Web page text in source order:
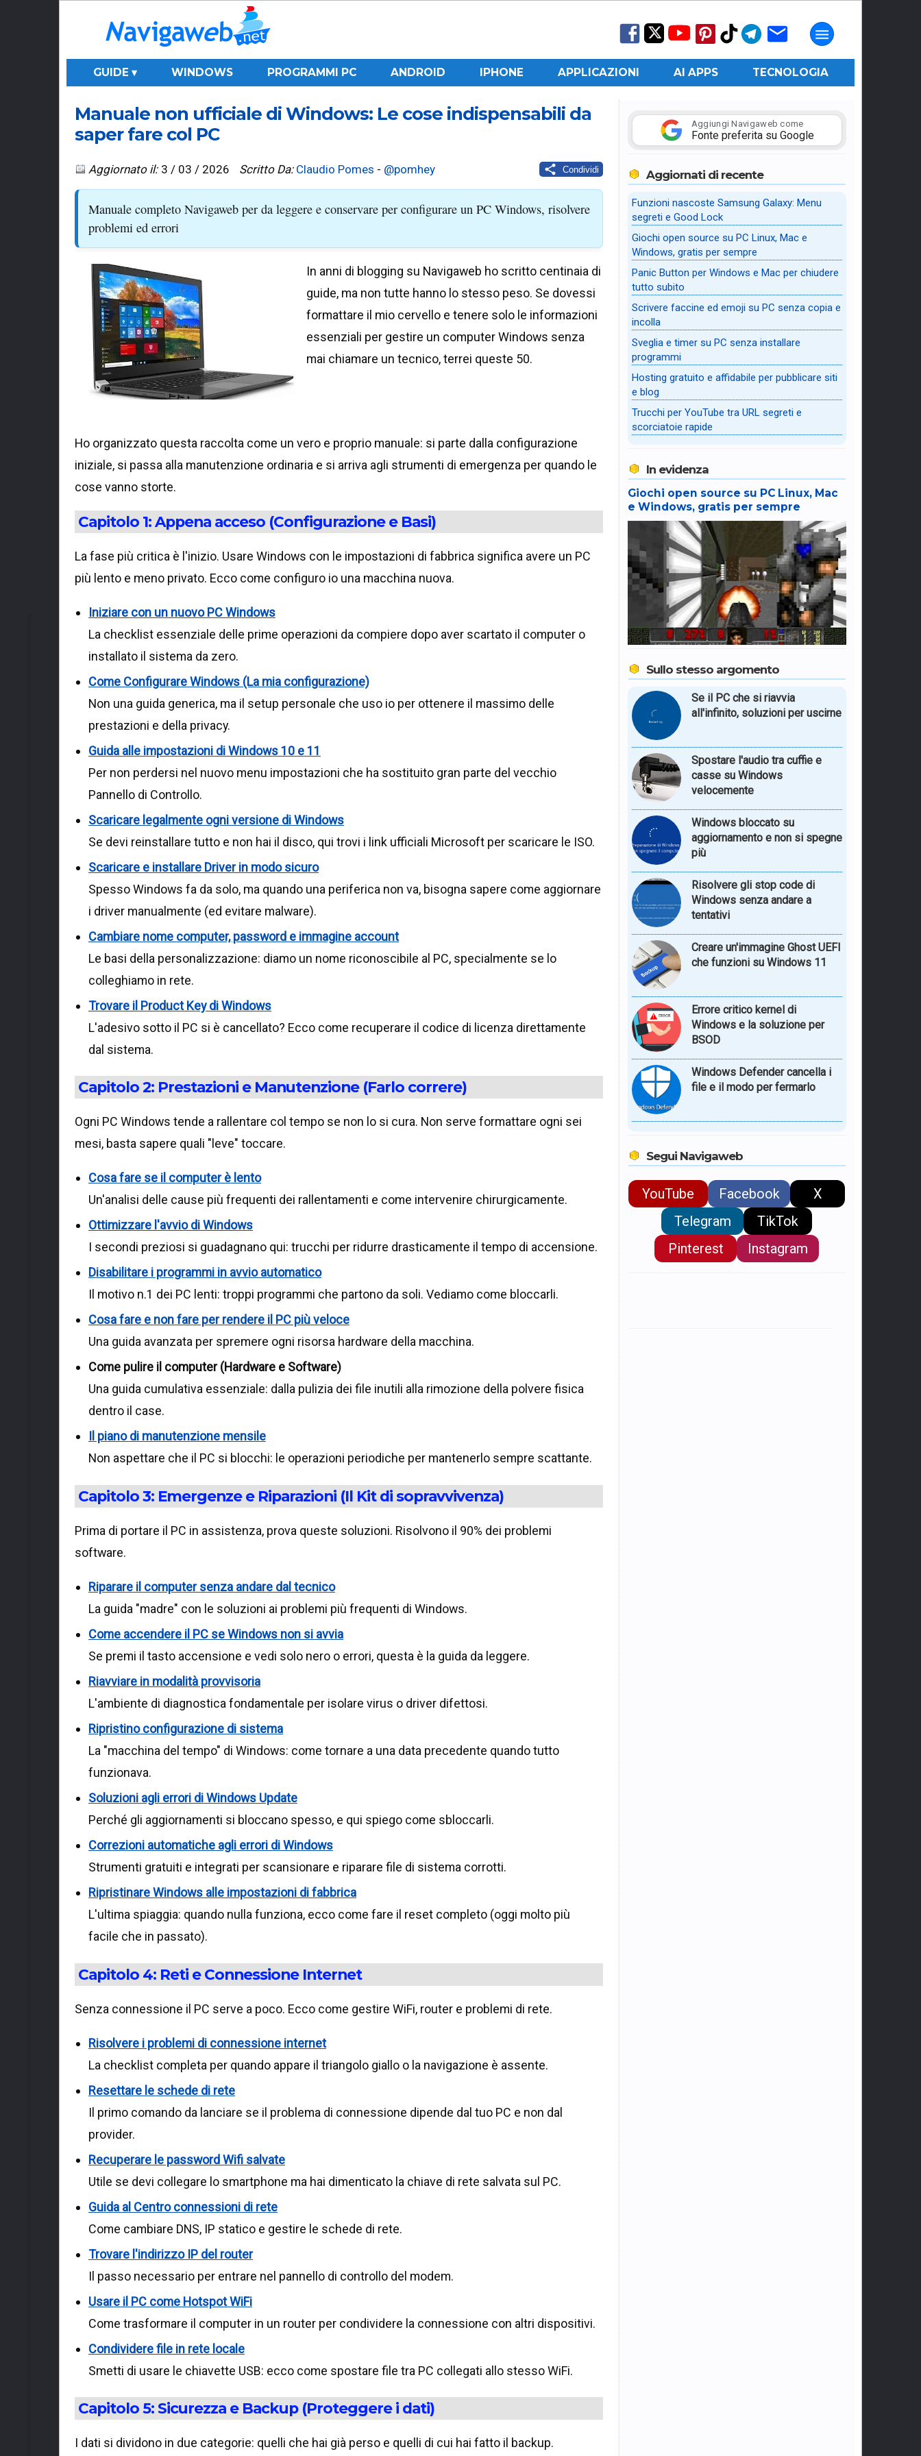
GUIDE ▾ WINDOWS PROGRAMMI PC ANDROID IPHONE APPLICAZIONI AI APPS TECNOLOGIA
Manuale non ufficiale di Windows: Le cose indispensabili da
saper fare col PC
Condividi
Aggiornato il: 3 / 03 / 2026 Scritto Da: Claudio Pomes - @pomhey
Manuale completo Navigaweb per da leggere e conservare per configurare un PC Windows, risolvere
problemi ed errori
In anni di blogging su Navigaweb ho scritto centinaia di
guide, ma non tutte hanno lo stesso peso. Se dovessi
formattare il mio cervello e tenere solo le informazioni
essenziali per gestire un computer Windows senza
mai chiamare un tecnico, terrei queste 50.
Ho organizzato questa raccolta come un vero e proprio manuale: si parte dalla configurazione
iniziale, si passa alla manutenzione ordinaria e si arriva agli strumenti di emergenza per quando le
cose vanno storte.
Capitolo 1: Appena acceso (Configurazione e Basi)
La fase più critica è l'inizio. Usare Windows con le impostazioni di fabbrica significa avere un PC
più lento e meno privato. Ecco come configuro io una macchina nuova.
Iniziare con un nuovo PC Windows
La checklist essenziale delle prime operazioni da compiere dopo aver scartato il computer o
installato il sistema da zero.
Come Configurare Windows (La mia configurazione)
Non una guida generica, ma il setup personale che uso io per ottenere il massimo delle
prestazioni e della privacy.
Guida alle impostazioni di Windows 10 e 11
Per non perdersi nel nuovo menu impostazioni che ha sostituito gran parte del vecchio
Pannello di Controllo.
Scaricare legalmente ogni versione di Windows
Se devi reinstallare tutto e non hai il disco, qui trovi i link ufficiali Microsoft per scaricare le ISO.
Scaricare e installare Driver in modo sicuro
Spesso Windows fa da solo, ma quando una periferica non va, bisogna sapere come aggiornare
i driver manualmente (ed evitare malware).
Cambiare nome computer, password e immagine account
Le basi della personalizzazione: diamo un nome riconoscibile al PC, specialmente se lo
colleghiamo in rete.
Trovare il Product Key di Windows
L'adesivo sotto il PC si è cancellato? Ecco come recuperare il codice di licenza direttamente
dal sistema.
Capitolo 2: Prestazioni e Manutenzione (Farlo correre)
Ogni PC Windows tende a rallentare col tempo se non lo si cura. Non serve formattare ogni sei
mesi, basta sapere quali "leve" toccare.
Cosa fare se il computer è lento
Un'analisi delle cause più frequenti dei rallentamenti e come intervenire chirurgicamente.
Ottimizzare l'avvio di Windows
I secondi preziosi si guadagnano qui: trucchi per ridurre drasticamente il tempo di accensione.
Disabilitare i programmi in avvio automatico
Il motivo n.1 dei PC lenti: troppi programmi che partono da soli. Vediamo come bloccarli.
Cosa fare e non fare per rendere il PC più veloce
Una guida avanzata per spremere ogni risorsa hardware della macchina.
Come pulire il computer (Hardware e Software)
Una guida cumulativa essenziale: dalla pulizia dei file inutili alla rimozione della polvere fisica
dentro il case.
Il piano di manutenzione mensile
Non aspettare che il PC si blocchi: le operazioni periodiche per mantenerlo sempre scattante.
Capitolo 3: Emergenze e Riparazioni (Il Kit di sopravvivenza)
Prima di portare il PC in assistenza, prova queste soluzioni. Risolvono il 90% dei problemi
software.
Riparare il computer senza andare dal tecnico
La guida "madre" con le soluzioni ai problemi più frequenti di Windows.
Come accendere il PC se Windows non si avvia
Se premi il tasto accensione e vedi solo nero o errori, questa è la guida da leggere.
Riavviare in modalità provvisoria
L'ambiente di diagnostica fondamentale per isolare virus o driver difettosi.
Ripristino configurazione di sistema
La "macchina del tempo" di Windows: come tornare a una data precedente quando tutto
funzionava.
Soluzioni agli errori di Windows Update
Perché gli aggiornamenti si bloccano spesso, e qui spiego come sbloccarli.
Correzioni automatiche agli errori di Windows
Strumenti gratuiti e integrati per scansionare e riparare file di sistema corrotti.
Ripristinare Windows alle impostazioni di fabbrica
L'ultima spiaggia: quando nulla funziona, ecco come fare il reset completo (oggi molto più
facile che in passato).
Capitolo 4: Reti e Connessione Internet
Senza connessione il PC serve a poco. Ecco come gestire WiFi, router e problemi di rete.
Risolvere i problemi di connessione internet
La checklist completa per quando appare il triangolo giallo o la navigazione è assente.
Resettare le schede di rete
Il primo comando da lanciare se il problema di connessione dipende dal tuo PC e non dal
provider.
Recuperare le password Wifi salvate
Utile se devi collegare lo smartphone ma hai dimenticato la chiave di rete salvata sul PC.
Guida al Centro connessioni di rete
Come cambiare DNS, IP statico e gestire le schede di rete.
Trovare l'indirizzo IP del router
Il passo necessario per entrare nel pannello di controllo del modem.
Usare il PC come Hotspot WiFi
Come trasformare il computer in un router per condividere la connessione con altri dispositivi.
Condividere file in rete locale
Smetti di usare le chiavette USB: ecco come spostare file tra PC collegati allo stesso WiFi.
Capitolo 5: Sicurezza e Backup (Proteggere i dati)
I dati si dividono in due categorie: quelli che hai già perso e quelli di cui hai fatto il backup.
Aggiungi Navigaweb come
Fonte preferita su Google
Aggiornati di recente
Funzioni nascoste Samsung Galaxy: Menu
segreti e Good Lock
Giochi open source su PC Linux, Mac e
Windows, gratis per sempre
Panic Button per Windows e Mac per chiudere
tutto subito
Scrivere faccine ed emoji su PC senza copia e
incolla
Sveglia e timer su PC senza installare
programmi
Hosting gratuito e affidabile per pubblicare siti
e blog
Trucchi per YouTube tra URL segreti e
scorciatoie rapide
In evidenza
Giochi open source su PC Linux, Mac
e Windows, gratis per sempre
Sullo stesso argomento
Se il PC che si riavvia
all'infinito, soluzioni per uscirne
Spostare l'audio tra cuffie e
casse su Windows
velocemente
Windows bloccato su
aggiornamento e non si spegne
più
Risolvere gli stop code di
Windows senza andare a
tentativi
Creare un'immagine Ghost UEFI
che funzioni su Windows 11
Errore critico kernel di
Windows e la soluzione per
BSOD
Windows Defender cancella i
file e il modo per fermarlo
Segui Navigaweb
YouTube Facebook
X
Telegram
TikTok
Pinterest
Instagram